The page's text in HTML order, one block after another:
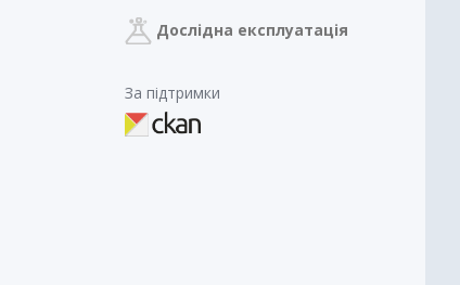
Дослідна експлуатація
За підтримки